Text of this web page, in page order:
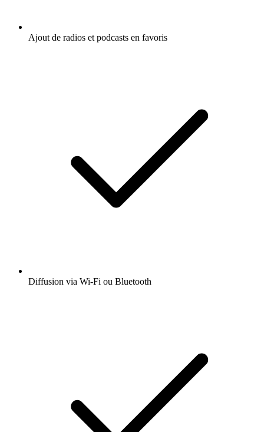
Ajout de radios et podcasts en favoris
Diffusion via Wi-Fi ou Bluetooth